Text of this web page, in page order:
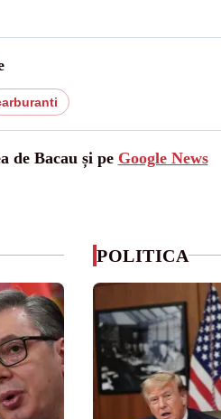
de Bacau și pe Google News
POLITICA